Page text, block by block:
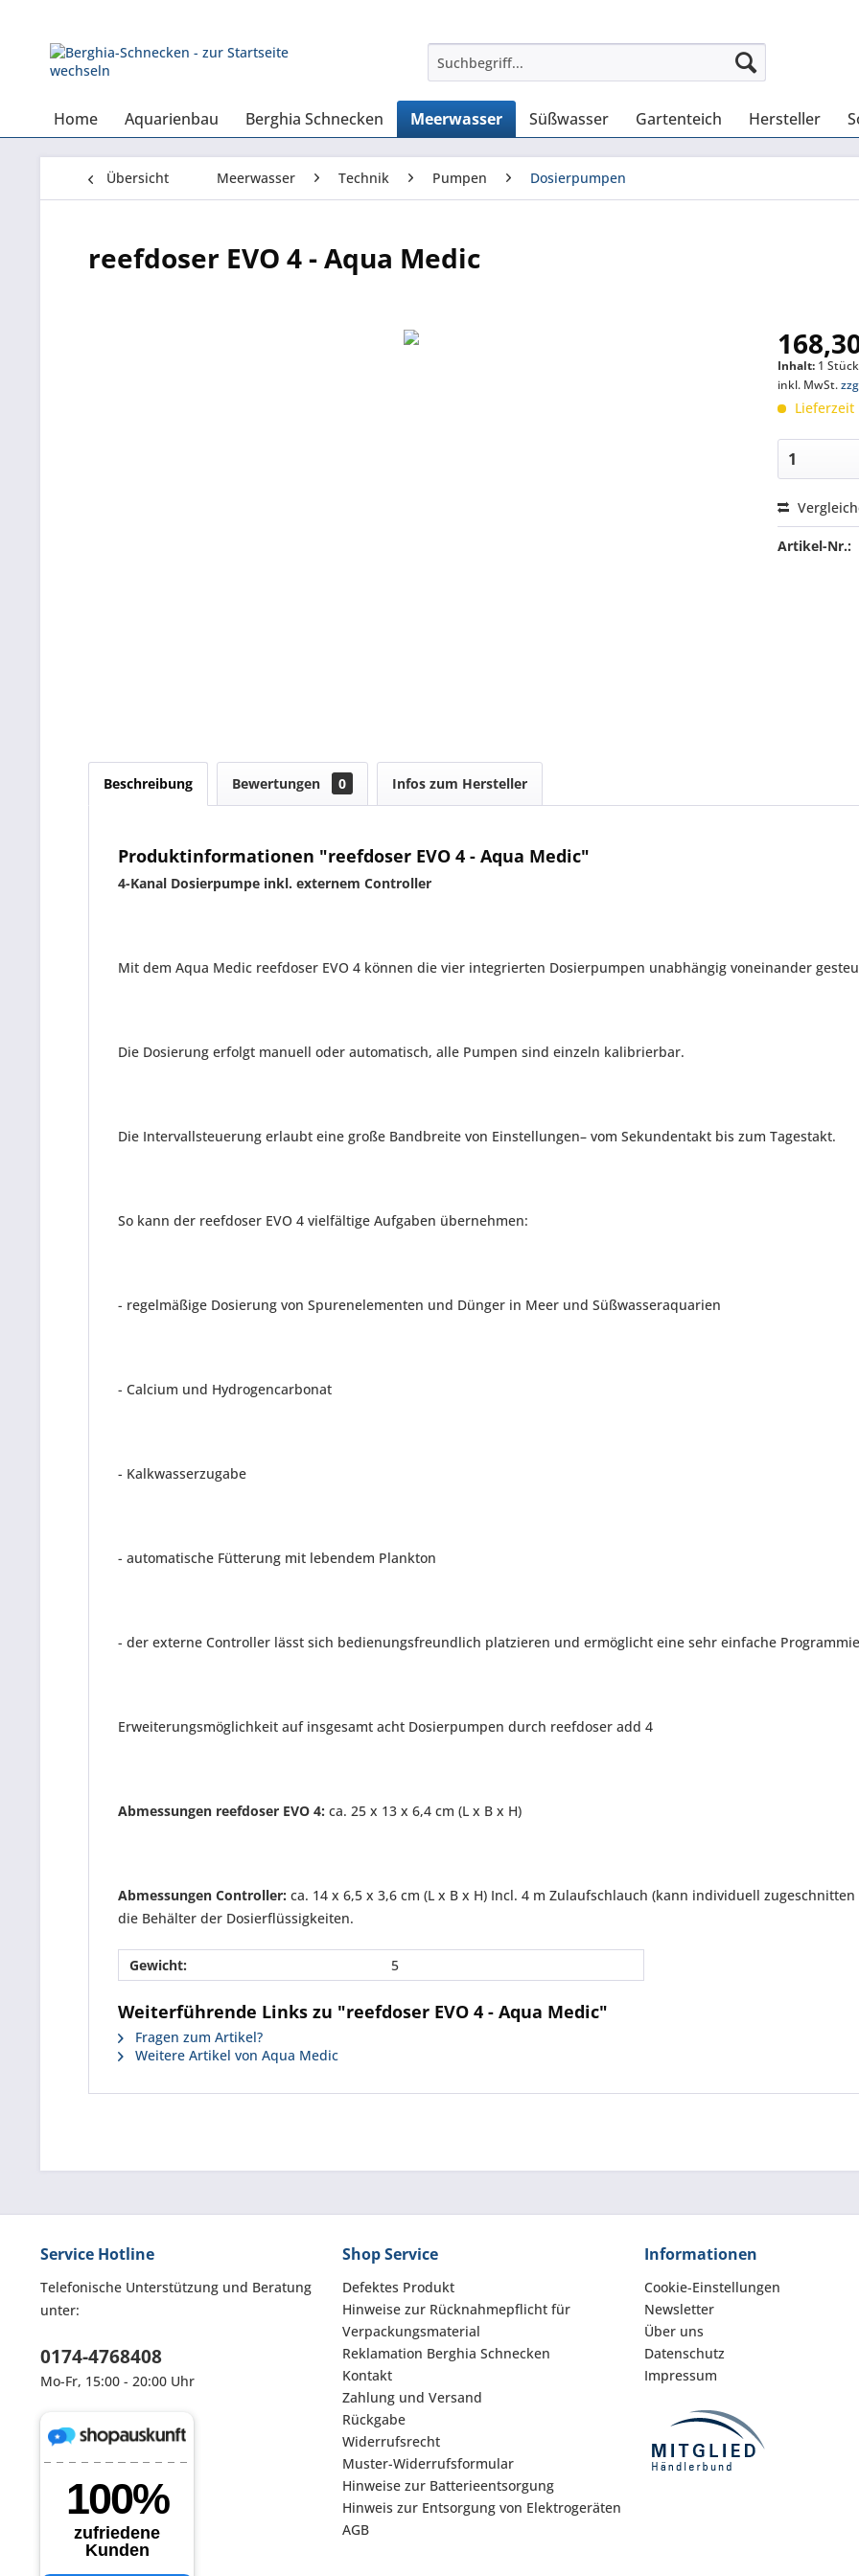
Home Aquarienbau Berghia Schnecken Meerwasser Süßwasser Gartenteich Hersteller
Übersicht Meerwasser Technik Pumpen Dosierpumpen
reefdoser EVO 4 - Aqua Medic
Inhalt: 1 Stück
inkl. MwSt.
Lieferzeit
Artikel-Nr.:
Beschreibung Bewertungen 0 Infos zum Hersteller
Produktinformationen "reefdoser EVO 4 - Aqua Medic"
4-Kanal Dosierpumpe inkl. externem Controller
Mit dem Aqua Medic reefdoser EVO 4 können die vier integrierten Dosierpumpen unabhängig voneinander
Die Dosierung erfolgt manuell oder automatisch, alle Pumpen sind einzeln kalibrierbar.
Die Intervallsteuerung erlaubt eine große Bandbreite von Einstellungen– vom Sekundentakt bis zum Tagestakt.
So kann der reefdoser EVO 4 vielfältige Aufgaben übernehmen:
- regelmäßige Dosierung von Spurenelementen und Dünger in Meer und Süßwasseraquarien
- Calcium und Hydrogencarbonat
- Kalkwasserzugabe
- automatische Fütterung mit lebendem Plankton
- der externe Controller lässt sich bedienungsfreundlich platzieren und ermöglicht eine sehr einfache
Erweiterungsmöglichkeit auf insgesamt acht Dosierpumpen durch reefdoser add 4
Abmessungen reefdoser EVO 4: ca. 25 x 13 x 6,4 cm (L x B x H)
Abmessungen Controller: ca. 14 x 6,5 x 3,6 cm (L x B x H) Incl. 4 m Zulaufschlauch (kann individuell
die Behälter der Dosierflüssigkeiten.
Gewicht: 5
Weiterführende Links zu "reefdoser EVO 4 - Aqua Medic"
Fragen zum Artikel?
Weitere Artikel von Aqua Medic
Service Hotline
Telefonische Unterstützung und Beratung
unter:
0174-4768408
Mo-Fr, 15:00 - 20:00 Uhr
Shop Service
Defektes Produkt
Hinweise zur Rücknahmepflicht für
Verpackungsmaterial
Reklamation Berghia Schnecken
Kontakt
Zahlung und Versand
Rückgabe
Widerrufsrecht
Muster-Widerrufsformular
Hinweise zur Batterieentsorgung
Hinweis zur Entsorgung von Elektrogeräten
AGB
Informationen
Cookie-Einstellungen
Newsletter
Über uns
Datenschutz
Impressum